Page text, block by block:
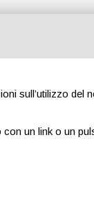
sull’utilizzo del
un link o un